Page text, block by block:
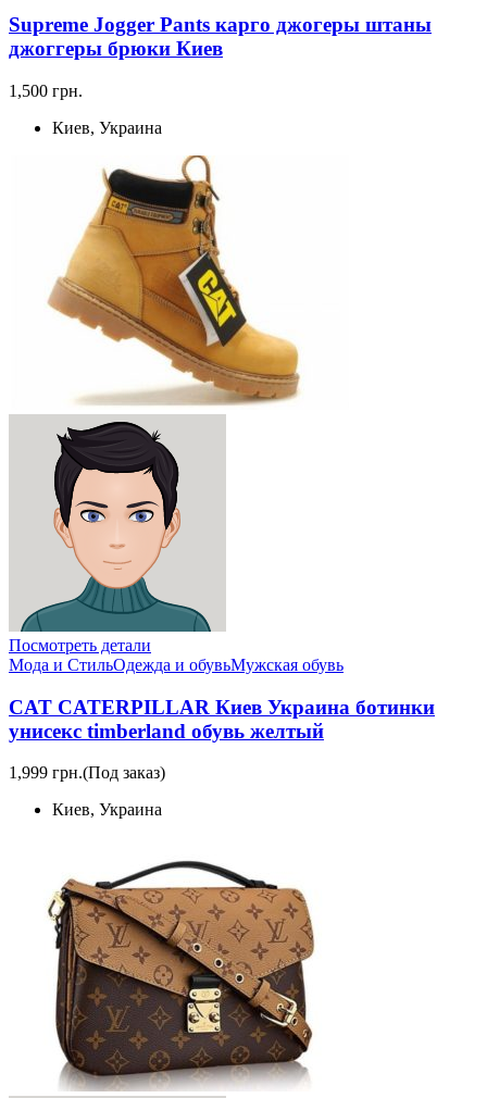
Supreme Jogger Pants карго джогеры штаны
джоггеры брюки Киев
1,500 грн.
Киев, Украина
Посмотреть детали
Мода и СтильОдежда и обувьМужская обувь
CAT CATERPILLAR Киев Украина ботинки
унисекс timberland обувь желтый
1,999 грн.(Под заказ)
Киев, Украина